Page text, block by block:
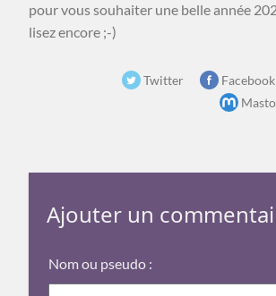
pour vous souhaiter une belle année
lisez encore ;-)
Twitter Facebook
Ajouter un
Nom ou pseudo :